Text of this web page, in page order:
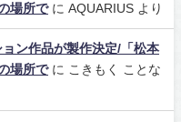
場所でに AQUARIUS より
ン作品が製作決定/「松本
場所でに
こきもく ことな